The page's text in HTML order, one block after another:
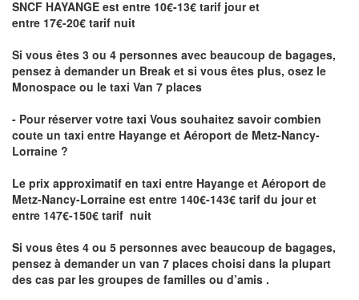
SNCF HAYANGE est entre 10€-13€ tarif jour et
entre 17€-20€ tarif nuit
Si vous êtes 3 ou 4 personnes avec beaucoup de bagages,
pensez à demander un Break et si vous êtes plus, osez le
Monospace ou le taxi Van 7 places
- Pour réserver votre taxi Vous souhaitez savoircombien
coute un taxi entre Hayange et Aéroport de Metz-Nancy-
Lorraine ?
Le prix approximatif en taxi entre Hayange et Aéroport de
Metz-Nancy-Lorraine est entre 140€-143€ tarif du jour et
entre 147€-150€ tarif nuit
Si vous êtes 4 ou 5 personnes avec beaucoup de bagages,
pensez à demander un van 7 places choisi dans la plupart
des cas par les groupes de familles ou d’amis .